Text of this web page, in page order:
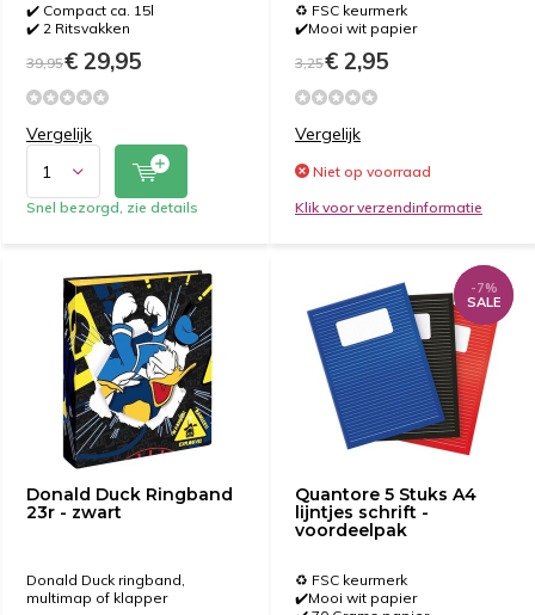
✔️ Compact ca. 15l
✔️ 2 Ritsvakken
39,95€ 29,95
Vergelijk
Snel bezorgd, zie details
♻️ FSC keurmerk
✔️Mooi wit papier
3,25€ 2,95
Vergelijk
Niet op voorraad
Klik voor verzendinformatie
Donald Duck Ringband
23r - zwart
Donald Duck ringband,
multimap of klapper
Quantore 5 Stuks A4
lijntjes schrift -
voordeelpak
♻️ FSC keurmerk
✔️Mooi wit papier
-7%
SALE
-7%
SALE